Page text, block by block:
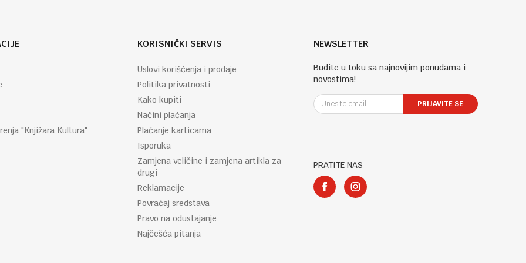
"Knjižara Kultura"
KORISNIČKI SERVIS
Uslovi korišćenja i prodaje
Politika privatnosti
Kako kupiti
Načini plaćanja
Plaćanje karticama
Isporuka
Zamjena veličine i zamjena artikla za
drugi
Reklamacije
Povraćaj sredstava
Pravo na odustajanje
Najčešća pitanja
NEWSLETTER
Budite u toku sa najnovijim ponudama i
novostima!
PRIJAVITE SE
PRATITE NAS